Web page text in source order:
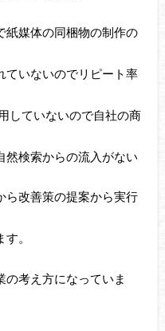
紙媒体の同梱物の制作の
ていないのでリピート率
していないので自社の商
然検索からの流入がない
ら改善策の提案から実行
。
の考え方になっていま